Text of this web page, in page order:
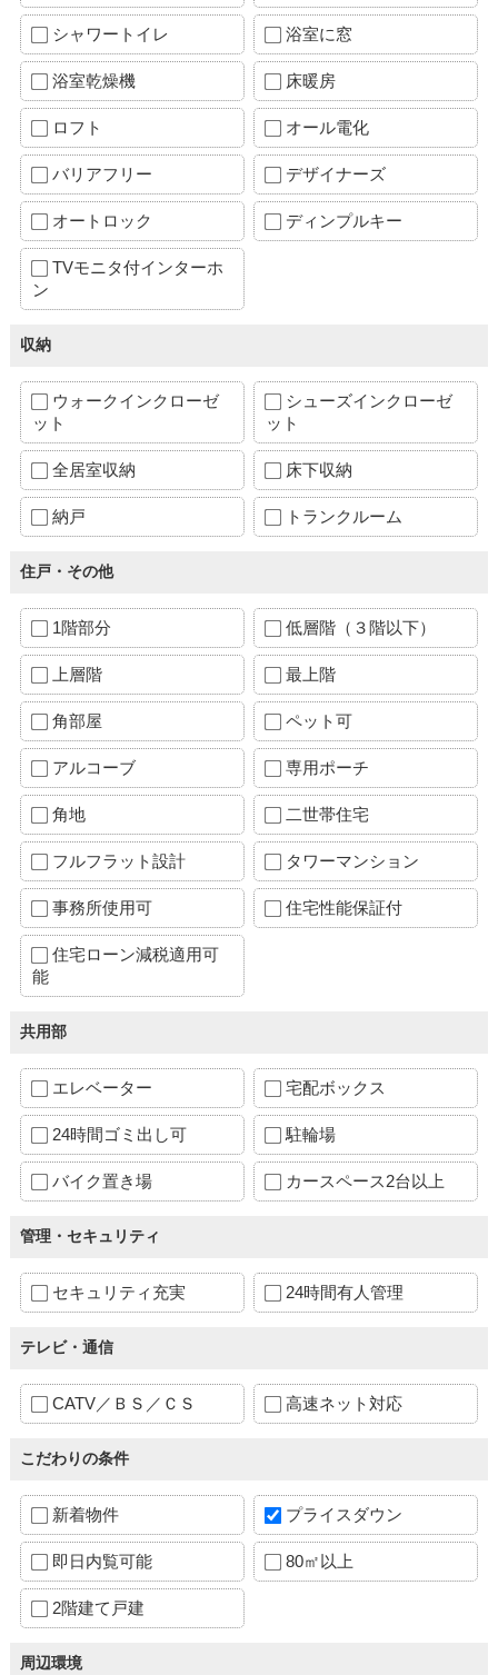
シャワートイレ 浴室に窓
浴室乾燥機 床暖房
ロフト オール電化
バリアフリー デザイナーズ
オートロック ディンプルキー
TVモニタ付インターホ
ン
収納
ウォークインクローゼ
ット
シューズインクローゼ
ット
全居室収納 床下収納
納戸 トランクルーム
住戸・その他
1階部分 低層階（３階以下）
上層階 最上階
角部屋 ペット可
アルコーブ 専用ポーチ
角地 二世帯住宅
フルフラット設計 タワーマンション
事務所使用可 住宅性能保証付
住宅ローン減税適用可
能
共用部
エレベーター 宅配ボックス
24時間ゴミ出し可 駐輪場
バイク置き場 カースペース2台以上
管理・セキュリティ
セキュリティ充実 24時間有人管理
テレビ・通信
CATV／ＢＳ／ＣＳ 高速ネット対応
こだわりの条件
新着物件 プライスダウン
即日内覧可能 80㎡以上
2階建て戸建
周辺環境